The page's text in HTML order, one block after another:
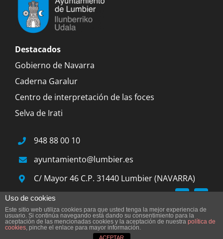
Destacados
Gobierno de Navarra
Caderna Garalur
Centro de interpretación de las foces
Selva de Irati
948 88 00 10
ayuntamiento@lumbier.es
C/ Mayor 46 C.P. 31440 Lumbier (NAVARRA)
© 2015 Ayuntamiento de Lumbier |Aviso legal|
Accesibilidad|by junnabranding
Uso de cookies
Este sitio web utiliza cookies para que usted tenga la mejor experiencia de
usuario. Si continúa navegando está dando su consentimiento para la
aceptación de las mencionadas cookies y la aceptación de nuestra política de
cookies, pinche el enlace para mayor información.
ACEPTAR